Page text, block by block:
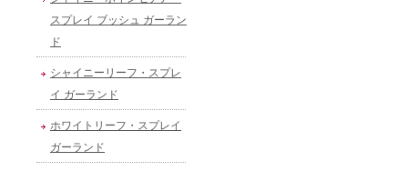
スプレイ ブッシュ ガーラン
ド
シャイニーリーフ・スプレ
イ ガーランド
ホワイトリーフ・スプレイ
ガーランド